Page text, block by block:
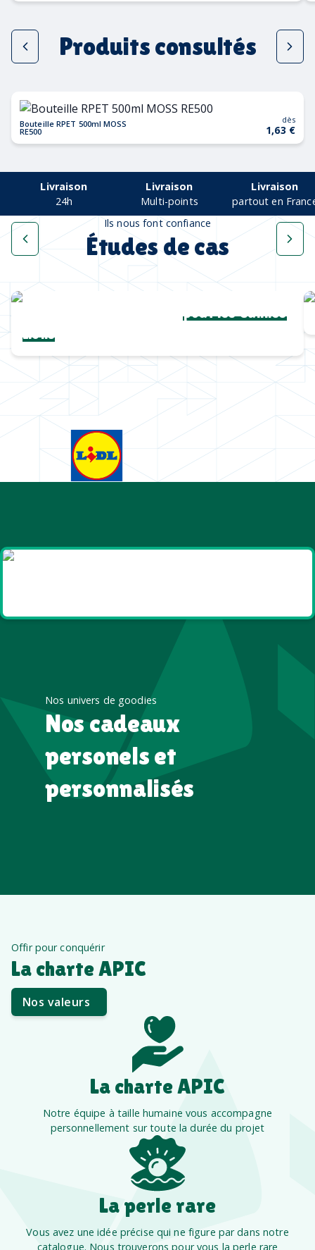
Produits consultés
Bouteille RPET 500ml MOSS
RE500
dès
1,63 €
Livraison
24h
Livraison
Multi-points
Livraison
partout en
Ils nous font confiance
Études de cas
Une collection complètepour les Cannes
Lions
Nos univers de goodies
Nos cadeaux
personels et
personnalisés
Offir pour conquérir
La charte APIC
Nos valeurs
La charte APIC
Notre équipe à taille humaine vous accompagne
personnellement sur toute la durée du projet
La perle rare
Vous avez une idée précise qui ne figure par dans notre
catalogue. Nous trouverons pour vous la perle rare